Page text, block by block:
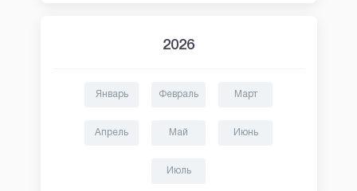
2026
Январь Февраль Март
Апрель Май Июнь
Июль